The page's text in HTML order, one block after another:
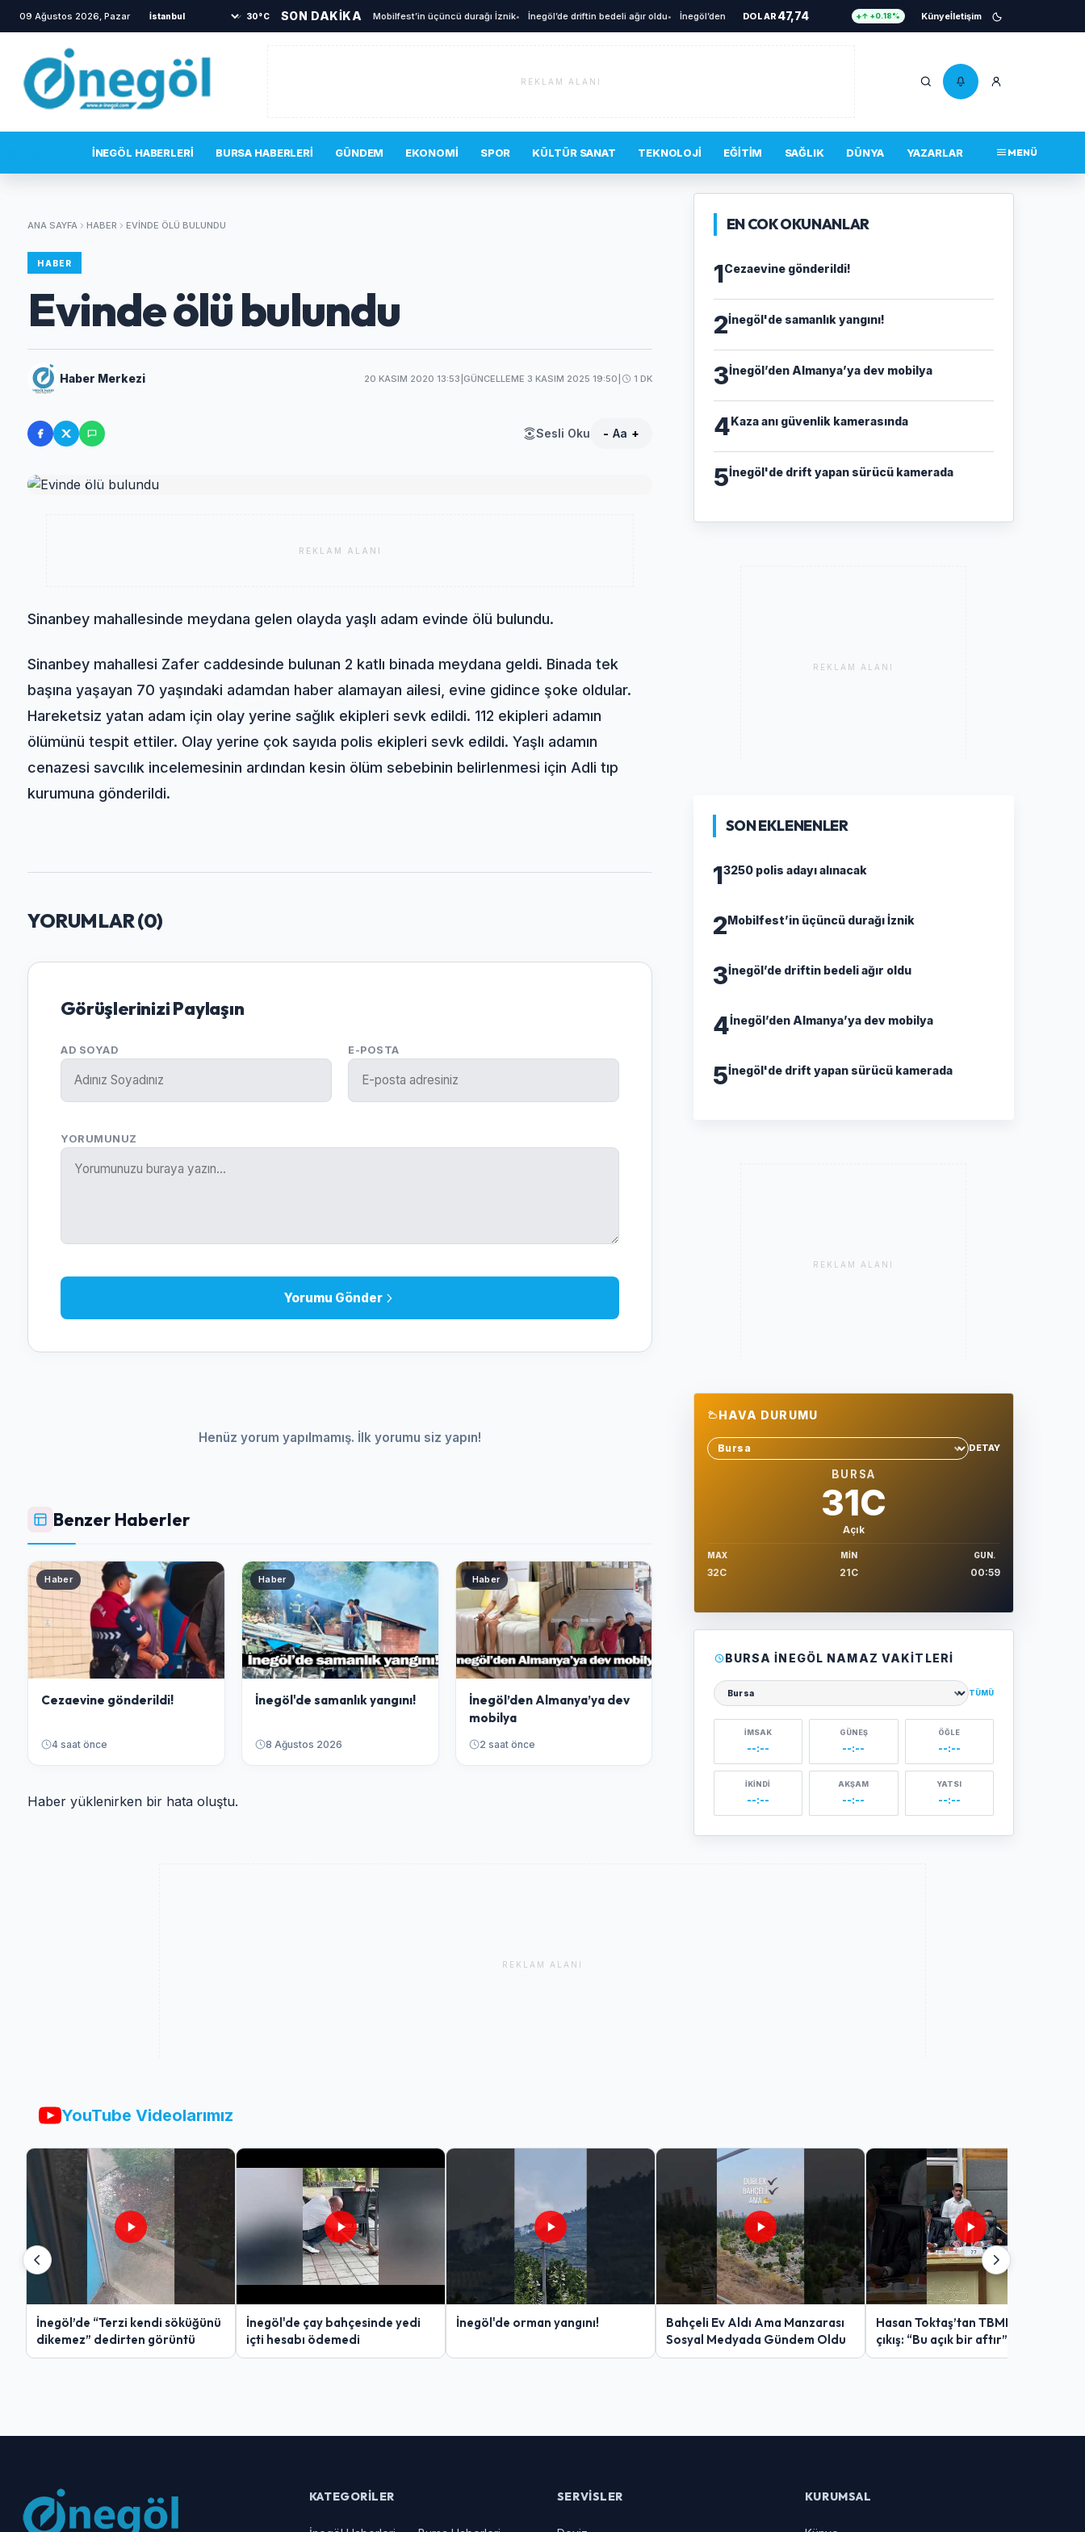
09 Ağustos 2026, Pazar 30°C SON DAKİKA
3250 polis adayı alınacak• Mobilfest’in üçüncü durağı İznik • İnegöl’de driftin bedeli ağır oldu• İnegöl’den Almanya’ya dev mobilya İnegöl'de drift yapan sürücü kamerada•
DOLAR 47,74 ↑ +0.18% Künyeİletişim
REKLAM ALANI
İNEGÖL HABERLERI BURSA HABERLERI GÜNDEM EKONOMI SPOR KÜLTÜR SANAT TEKNOLOJI EĞITIM SAĞLIK DÜNYA YAZARLAR MENÜ
ANA SAYFA HABER EVINDE ÖLÜ BULUNDU
HABER
Evinde ölü bulundu
Haber Merkezi 20 KASIM 2020 13:53 GÜNCELLEME 3 KASIM 2025 19:50 1 DK
Sesli Oku - Aa +
REKLAM ALANI
Sinanbey mahallesinde meydana gelen olayda yaşlı adam evinde ölü bulundu.
Sinanbey mahallesi Zafer caddesinde bulunan 2 katlı binada meydana geldi. Binada tek
başına yaşayan 70 yaşındaki adamdan haber alamayan ailesi, evine gidince şoke oldular.
Hareketsiz yatan adam için olay yerine sağlık ekipleri sevk edildi. 112 ekipleri adamın
ölümünü tespit ettiler. Olay yerine çok sayıda polis ekipleri sevk edildi. Yaşlı adamın
cenazesi savcılık incelemesinin ardından kesin ölüm sebebinin belirlenmesi için Adli tıp
kurumuna gönderildi.
YORUMLAR (0)
Görüşlerinizi Paylaşın
AD SOYAD E-POSTA
YORUMUNUZ
Yorumu Gönder
Henüz yorum yapılmamış. İlk yorumu siz yapın!
Benzer Haberler
Haber
Cezaevine gönderildi!
4 saat önce
Haber
İnegöl'de samanlık yangını!
8 Ağustos 2026
Haber
İnegöl’den Almanya’ya dev
mobilya
2 saat önce
Haber yüklenirken bir hata oluştu.
EN COK OKUNANLAR
1Cezaevine gönderildi!
2İnegöl'de samanlık yangını!
3İnegöl’den Almanya’ya dev mobilya
4Kaza anı güvenlik kamerasında
5İnegöl'de drift yapan sürücü kamerada
REKLAM ALANI
SON EKLENENLER
13250 polis adayı alınacak
2Mobilfest’in üçüncü durağı İznik
3İnegöl’de driftin bedeli ağır oldu
4İnegöl’den Almanya’ya dev mobilya
5İnegöl'de drift yapan sürücü kamerada
REKLAM ALANI
HAVA DURUMU
Sehir sec
DETAY
BURSA
31C
Açık
MAX
32C
MIN
21C
GUN.
00:59
BURSA İNEGÖL NAMAZ VAKITLERI
Şehir seçin
TÜMÜ
İMSAK
--:--
GÜNEŞ
--:--
ÖĞLE
--:--
İKINDI
--:--
AKŞAM
--:--
YATSI
--:--
REKLAM ALANI
YouTube Videolarımız
İnegöl’de “Terzi kendi söküğünü
dikemez” dedirten görüntü
İnegöl'de çay bahçesinde yedi
içti hesabı ödemedi
İnegöl'de orman yangını!
Bahçeli Ev Aldı Ama Manzarası
Sosyal Medyada Gündem Oldu
Hasan Toktaş’tan TBMM’de sert
çıkış: “Bu açık bir aftır”
KATEGORILER SERVISLER KURUMSAL